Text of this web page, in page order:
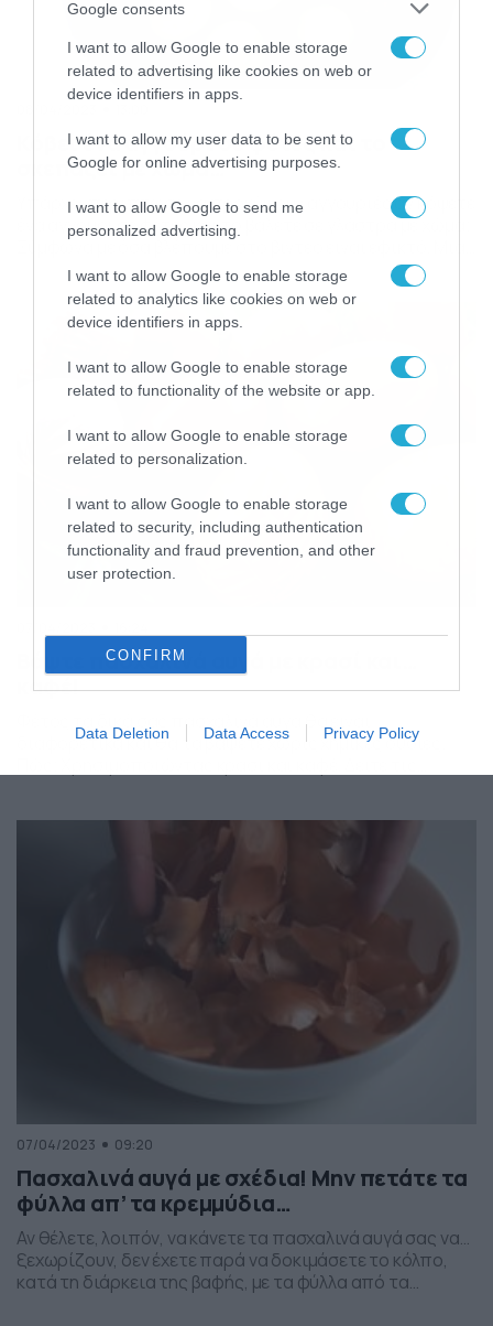
Google consents
I want to allow Google to enable storage
related to advertising like cookies on web or
device identifiers in apps.
I want to allow my user data to be sent to
Google for online advertising purposes.
I want to allow Google to send me
personalized advertising.
I want to allow Google to enable storage
related to analytics like cookies on web or
device identifiers in apps.
I want to allow Google to enable storage
related to functionality of the website or app.
I want to allow Google to enable storage
related to personalization.
I want to allow Google to enable storage
related to security, including authentication
functionality and fraud prevention, and other
user protection.
CONFIRM
Data Deletion Data Access Privacy Policy
Κόβει ένα αγγούρι σε φέτες και το
σκεπάζει με χώμα…
Υπάρχει περίπτωση να προκύψουν αγγουριές αν κόψετε
ένα αγγούρι σε φέτες και το βάλετε σε γλάστρα με χώμα;
Σύμφωνα με όσα βλέπουμε στο βίντεο είναι εφικτό. Μια
δοκιμή θα μας πείσει…
Βάψτε πασχαλινά αυγά με κρασί και…
καφέ!
Φέτος τα δικά σας πασχαλινά αυγα θα είναι
διαφορετικά και θα τα βάψετε χωρίς χημικές ουσίες.
07/04/2023 09:20
Πασχαλινά αυγά με σχέδια! Μην πετάτε τα
φύλλα απ’ τα κρεμμύδια…
Αν θέλετε, λοιπόν, να κάνετε τα πασχαλινά αυγά σας να…
ξεχωρίζουν, δεν έχετε παρά να δοκιμάσετε το κόλπο,
κατά τη διάρκεια της βαφής, με τα φύλλα από τα